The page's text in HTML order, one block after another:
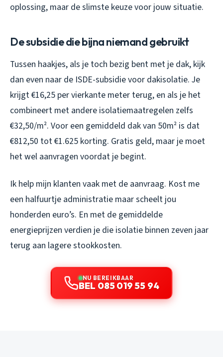
oplossing, maar de slimste keuze voor jouw situatie.
De subsidie die bijna niemand gebruikt
Tussen haakjes, als je toch bezig bent met je dak, kijk
dan even naar de ISDE-subsidie voor dakisolatie. Je
krijgt €16,25 per vierkante meter terug, en als je het
combineert met andere isolatiemaatregelen zelfs
€32,50/m². Voor een gemiddeld dak van 50m² is dat
€812,50 tot €1.625 korting. Gratis geld, maar je moet
het wel aanvragen voordat je begint.
Ik help mijn klanten vaak met de aanvraag. Kost me
een halfuurtje administratie maar scheelt jou
honderden euro’s. En met de gemiddelde
energieprijzen verdien je die isolatie binnen zeven jaar
terug aan lagere stookkosten.
NU BEREIKBAAR
BEL 085 019 55 94